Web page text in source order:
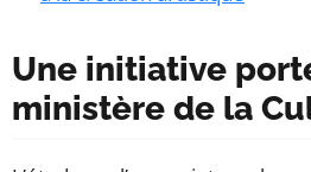
Une initiative
ministère de la